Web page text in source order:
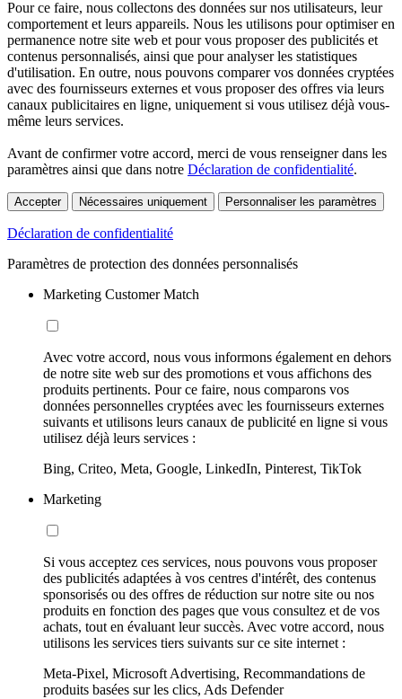
Pour ce faire, nous collectons des données sur nos utilisateurs, leur
comportement et leurs appareils. Nous les utilisons pour optimiser en
permanence notre site web et pour vous proposer des publicités et
contenus personnalisés, ainsi que pour analyser les statistiques
d'utilisation. En outre, nous pouvons comparer vos données cryptées
avec des fournisseurs externes et vous proposer des offres via leurs
canaux publicitaires en ligne, uniquement si vous utilisez déjà vous-
même leurs services.
Avant de confirmer votre accord, merci de vous renseigner dans les
paramètres ainsi que dans notre Déclaration de confidentialité.
Accepter Nécessaires uniquement Personnaliser les paramètres
Déclaration de confidentialité
Paramètres de protection des données personnalisés
Marketing Customer Match
Avec votre accord, nous vous informons également en dehors
de notre site web sur des promotions et vous affichons des
produits pertinents. Pour ce faire, nous comparons vos
données personnelles cryptées avec les fournisseurs externes
suivants et utilisons leurs canaux de publicité en ligne si vous
utilisez déjà leurs services :
Bing, Criteo, Meta, Google, LinkedIn, Pinterest, TikTok
Marketing
Si vous acceptez ces services, nous pouvons vous proposer
des publicités adaptées à vos centres d'intérêt, des contenus
sponsorisés ou des offres de réduction sur notre site ou nos
produits en fonction des pages que vous consultez et de vos
achats, tout en évaluant leur succès. Avec votre accord, nous
utilisons les services tiers suivants sur ce site internet :
Meta-Pixel, Microsoft Advertising, Recommandations de
produits basées sur les clics, Ads Defender